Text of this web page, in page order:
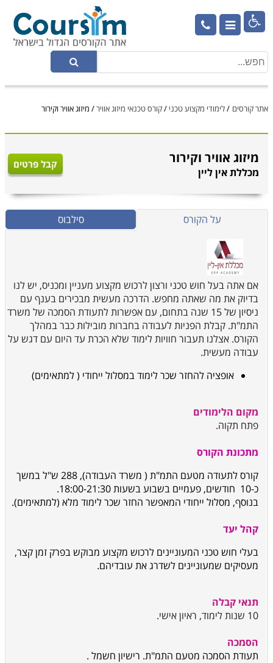

אתר קורסים /לימודי מקצוע טכני /קורס טכנאי מיזוג אוויר/ מיזוג אוויר וקירור
מיזוג אוויר וקירור
מכללת אין ליין
קבל פרטים
על הקורס סילבוס
אם אתה בעל חוש טכני ורצון לרכוש מקצוע מעניין ומכניס, יש לנו
בדיוק את מה שאתה מחפש. הדרכה מעשית מבכירים בענף עם
ניסיון של 15 שנה בתחום, עם אפשרות לתעודת הסמכה של משרד
התמ"ת. קבלת הפניות לעבודה בחברות מובילות כבר במהלך
הקורס. אצלנו תעבור חוויות לימוד שלא הכרת עד היום עם דגש על
עבודה מעשית.
אופציה להחזר שכר לימוד במסלול ייחודי ( למתאימים)
מקום הלימודים
פתח תקוה.
מתכונת הקורס
קורס לתעודה מטעם התמ"ת ( משרד העבודה), 288 ש"ל במשך
כ-10 חודשים, פעמיים בשבוע בשעות 18:00-21:30.
בנוסף, מסלול ייחודי המאפשר החזר שכר לימוד מלא (למתאימים).
קהל יעד
בעלי חוש טכני המעוניינים לרכוש מקצוע מבוקש בפרק זמן קצר,
מעסיקים שמעוניינים לשדרג את עובדיהם.
תנאי קבלה
10 שנות לימוד, ראיון אישי.
הסמכה
תעודת הסמכה מטעם התמ"ת. רישיון חשמל .